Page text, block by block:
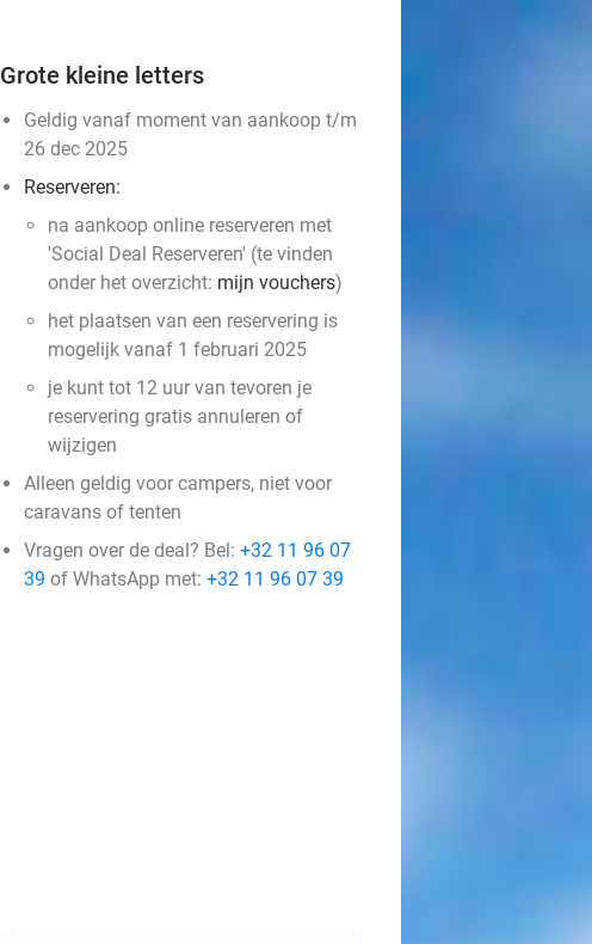
Grote kleine letters
Geldig vanaf moment van aankoop t/m
26 dec 2025
Reserveren:
na aankoop online reserveren met
'Social Deal Reserveren' (te vinden
onder het overzicht: mijn vouchers)
het plaatsen van een reservering is
mogelijk vanaf 1 februari 2025
je kunt tot 12 uur van tevoren je
reservering gratis annuleren of
wijzigen
Alleen geldig voor campers, niet voor
caravans of tenten
Vragen over de deal? Bel: +32 11 96 07
39 of WhatsApp met: +32 11 96 07 39